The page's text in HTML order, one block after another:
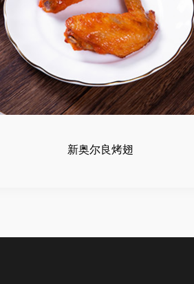
新奥尔良烤翅